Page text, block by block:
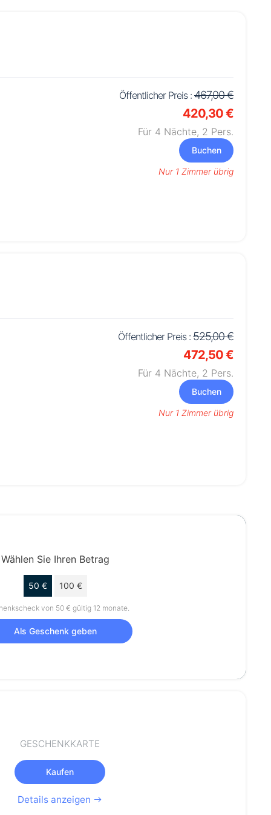
Öffentlicher Preis : 467,00 €
420,30 €
Für 4 Nächte, 2 Pers.
Buchen
Nur 1 Zimmer übrig
Öffentlicher Preis : 525,00 €
472,50 €
Für 4 Nächte, 2 Pers.
Buchen
Nur 1 Zimmer übrig
Wählen Sie Ihren Betrag
50 € 100 €
von 50 € gültig 12 monate.
Als Geschenk geben
GESCHENKKARTE
Kaufen
Details anzeigen